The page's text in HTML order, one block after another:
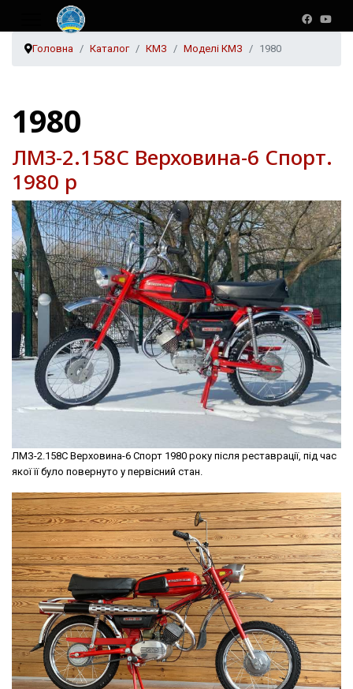
Головна Каталог КМЗ Моделі КМЗ 1980
1980
ЛМЗ-2.158С Верховина-6 Спорт.
1980 р
ЛМЗ-2.158С Верховина-6 Спорт 1980 року після реставрації, під час
якої її було повернуто у первісний стан.